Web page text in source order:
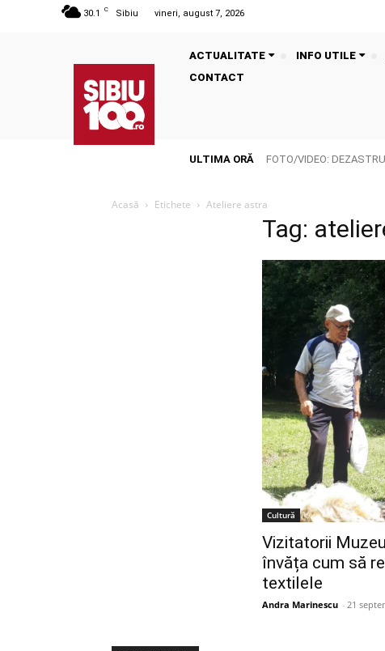
30.1 C Sibiu vineri, august 7, 2026
ACTUALITATE INFO UTILE
CONTACT
ULTIMA ORĂ FOTO/VIDEO:
Acasă Etichete Ateliere astra
Tag:
Cultură
Vizitatorii
învăța cum să
textilele
Andra Marinescu - 21